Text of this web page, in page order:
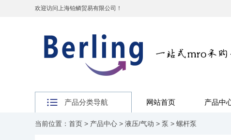
欢迎访问上海铂鳞贸易有限公司！
产品分类导航 网站首页 产品中
当前位置： 首页 > 产品中心 > 液压/气动 > 泵 > 螺杆泵